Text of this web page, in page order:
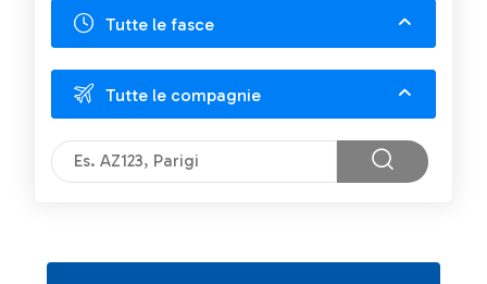
Tutte le fasce
Tutte le compagnie